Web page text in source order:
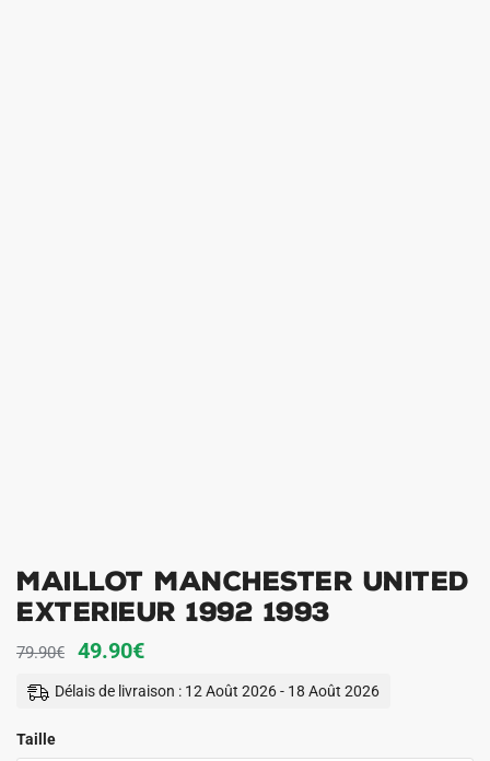
Maillot Manchester United
Exterieur 1992 1993
79.90€
Le
prix
49.90€Le
prix
Délais de livraison : 12 Août 2026 - 18 Août 2026
Taille